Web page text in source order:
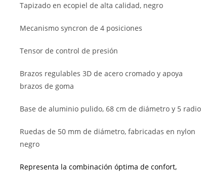
Tapizado en ecopiel de alta calidad, negro
Mecanismo syncron de 4 posiciones
Tensor de control de presión
Brazos regulables 3D de acero cromado y apoya
brazos de goma
Base de aluminio pulido, 68 cm de diámetro y 5
Ruedas de 50 mm de diámetro, fabricadas en nylon
negro
Representa la combinación óptima de confort,